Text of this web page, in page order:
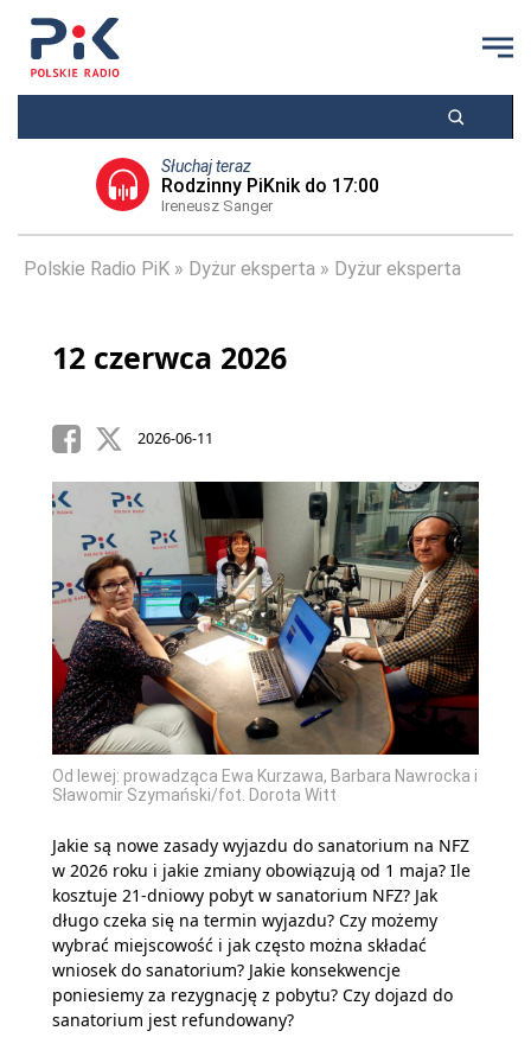
Słuchaj teraz
Rodzinny PiKnik do 17:00
Ireneusz Sanger
Polskie Radio PiK Dyżur eksperta Dyżur eksperta
12 czerwca 2026
2026-06-11
Od lewej: prowadząca Ewa Kurzawa, Barbara Nawrocka i
Sławomir Szymański/fot. Dorota Witt
Jakie są nowe zasady wyjazdu do sanatorium na NFZ
w 2026 roku i jakie zmiany obowiązują od 1 maja? Ile
kosztuje 21-dniowy pobyt w sanatorium NFZ? Jak
długo czeka się na termin wyjazdu? Czy możemy
wybrać miejscowość i jak często można składać
wniosek do sanatorium? Jakie konsekwencje
poniesiemy za rezygnację z pobytu? Czy dojazd do
sanatorium jest refundowany?